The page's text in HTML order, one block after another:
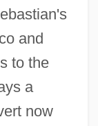
and
to the
a
now